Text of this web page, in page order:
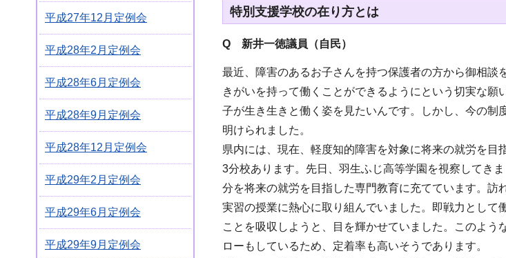
平成27年12月定例会
平成28年2月定例会
平成28年6月定例会
平成28年9月定例会
平成28年12月定例会
平成29年2月定例会
平成29年6月定例会
平成29年9月定例会
特別支援学校の在り方とは
Q 新井一徳議員（自民）
最近、障害のあるお子さんを持つ保護者の方から御相
きがいを持って働くことができるようにという切実な
子が生き生きと働く姿を見たいんです。しかし、今の
明けられました。
県内には、現在、軽度知的障害を対象に将来の就労を
3分校あります。先日、羽生ふじ高等学園を視察してき
分を将来の就労を目指した専門教育に充てています。訪
実習の授業に熱心に取り組んでいました。即戦力とし
ことを吸収しようと、目を輝かせていました。このよ
ローもしているため、定着率も高いそうであります。